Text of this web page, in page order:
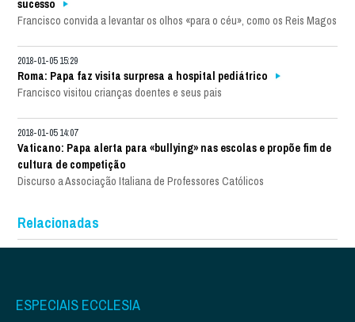
sucesso
Francisco convida a levantar os olhos «para o céu», como os Reis Magos
2018-01-05 15:29
Roma: Papa faz visita surpresa a hospital pediátrico
Francisco visitou crianças doentes e seus pais
2018-01-05 14:07
Vaticano: Papa alerta para «bullying» nas escolas e propõe fim de
cultura de competição
Discurso a Associação Italiana de Professores Católicos
Relacionadas
ESPECIAIS ECCLESIA